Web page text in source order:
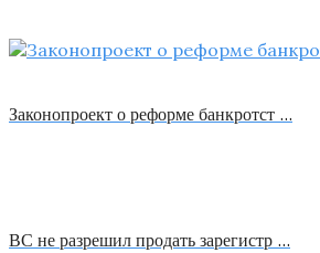
Законопроект о реформе банкротст …
ВС не разрешил продать зарегистр …